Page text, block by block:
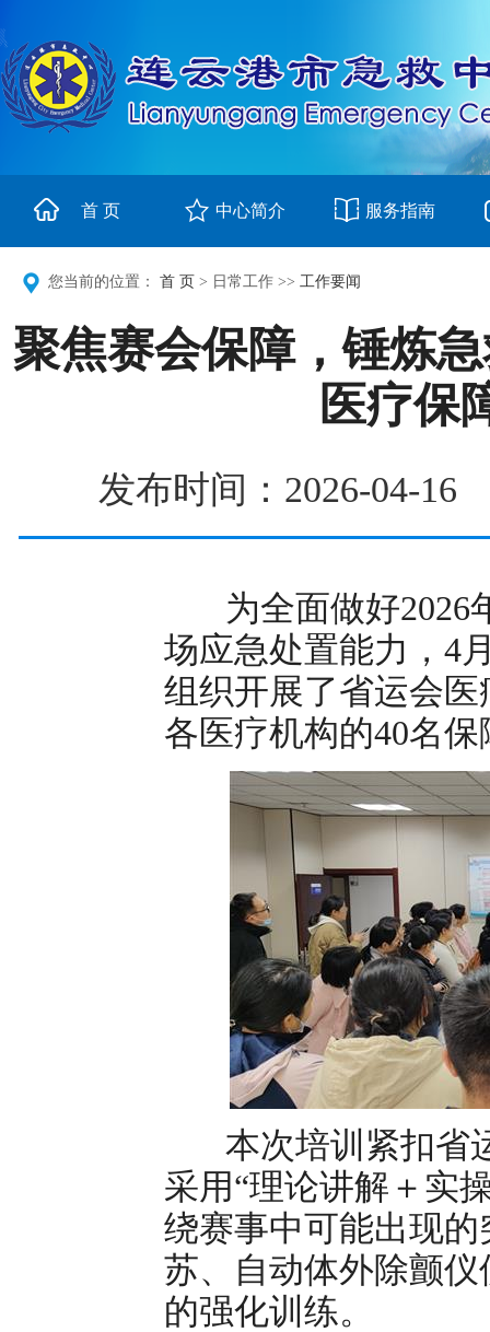
首 页 中心简介 服务指南
您当前的位置： 首 页 > 日常工作 >> 工作要闻
聚焦赛会保障，锤炼
医疗保
发布时间：2026-
为全面做好2026
场应急处置能力，4
组织开展了省运会
各医疗机构的40名
本次培训紧扣省
采用“理论讲解＋实
绕赛事中可能出现
苏、自动体外除颤
的强化训练。